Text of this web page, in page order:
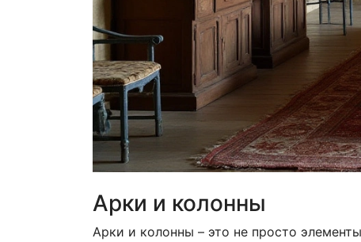
Арки и колонны
Арки и колонны – это не просто